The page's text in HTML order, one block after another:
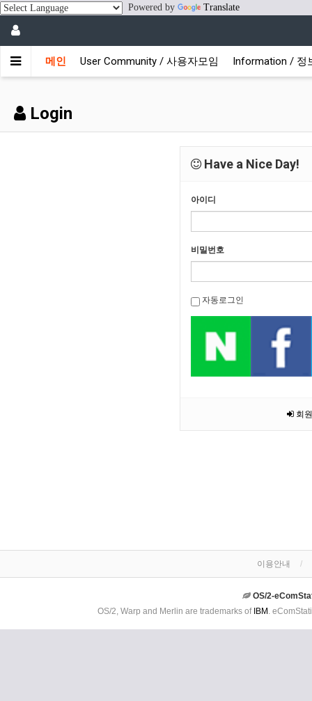
Powered by Translate
메인 User Community / 사용자모임 Information / 정
Login
Have a Nice Day!
아이디
비밀번호
자동로그인
회
이용안내
OS/2-
OS/2, Warp and Merlin are trademarks of IBM .